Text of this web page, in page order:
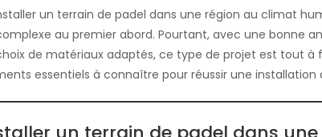
un terrain de padel dans une région au climat
au premier abord. Pourtant, avec une bonne
de matériaux adaptés, ce type de projet est tout à
essentiels à connaître pour réussir une